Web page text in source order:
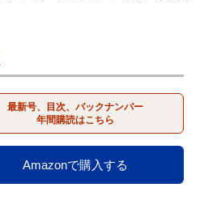
最新号、目次、バックナンバー
年間購読はこちら
Amazonで購入する